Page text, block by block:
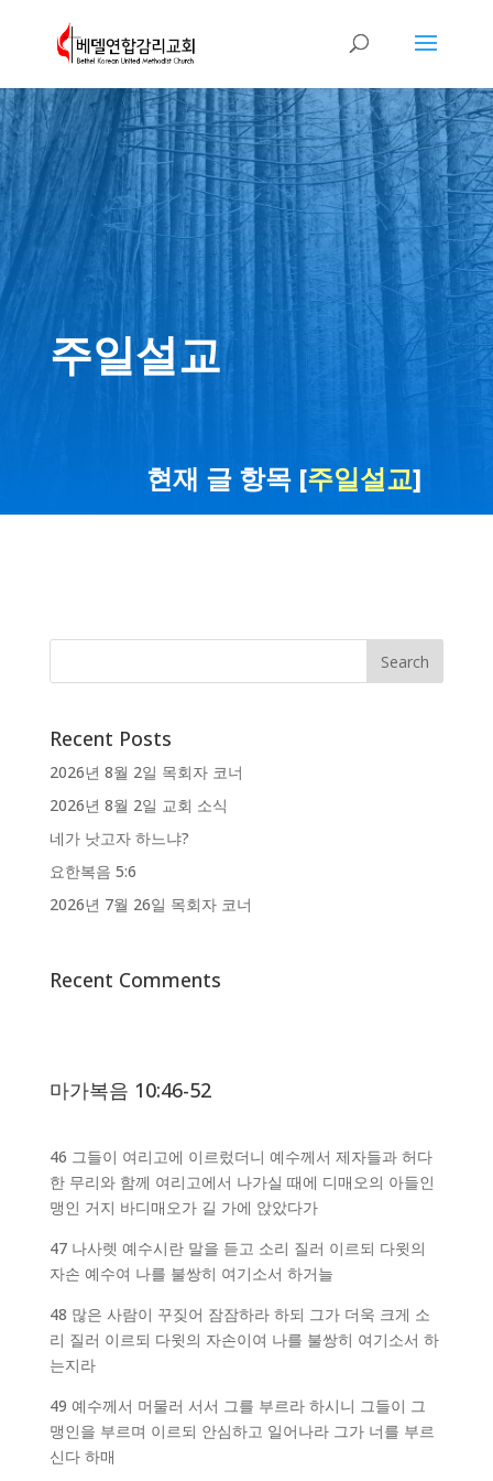
주일설교
현재 글 항목 [주일설교]
Recent Posts
2026년 8월 2일 목회자 코너
2026년 8월 2일 교회 소식
네가 낫고자 하느냐?
요한복음 5:6
2026년 7월 26일 목회자 코너
Recent Comments
마가복음 10:46-52
46 그들이 여리고에 이르렀더니 예수께서 제자들과 허다
한 무리와 함께 여리고에서 나가실 때에 디매오의 아들인
맹인 거지 바디매오가 길 가에 앉았다가
47 나사렛 예수시란 말을 듣고 소리 질러 이르되 다윗의
자손 예수여 나를 불쌍히 여기소서 하거늘
48 많은 사람이 꾸짖어 잠잠하라 하되 그가 더욱 크게 소
리 질러 이르되 다윗의 자손이여 나를 불쌍히 여기소서 하
는지라
49 예수께서 머물러 서서 그를 부르라 하시니 그들이 그
맹인을 부르며 이르되 안심하고 일어나라 그가 너를 부르
신다 하매